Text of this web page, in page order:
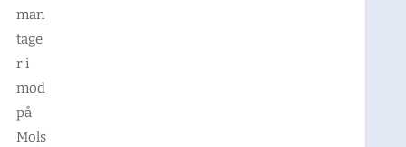
man
tage
r i
mod
på
Mols